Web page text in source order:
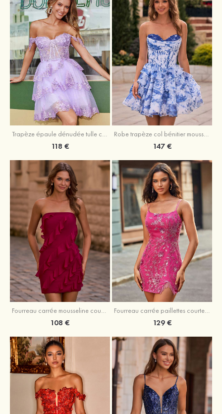
Trapèze épaule dénudée tulle courte/mini robe de fête de la rentrée avec paillettes
118 €
Robe trapèze col bénitier mousseline courte/mini robe de fête de la rentrée avec appliqué
147 €
Fourreau carrée mousseline courte/mini robe de fête de la rentré avec volants
108 €
Fourreau carrée paillettes courte/mini robe de fête de la rentrée
129 €